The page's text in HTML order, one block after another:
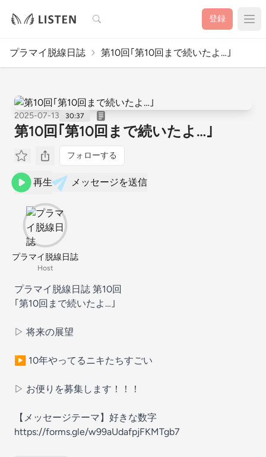
検索 登録
プラマイ脱線日誌 第10回｢第10回まで続いたよ…｣
2025-07-13 30:37
第10回｢第10回まで続いたよ…｣
フォローする
再生 メッセージを送信
プラマイ脱線日誌
Host
プラマイ脱線日誌 第10回
｢第10回まで続いたよ…｣
▷ 将来の展望
▶︎ 10年やってるニキたちすごい
▷ お便りを募集します！！！
【メッセージテーマ】好きな数字
https://forms.gle/w99aUdafpjFKMTgb7